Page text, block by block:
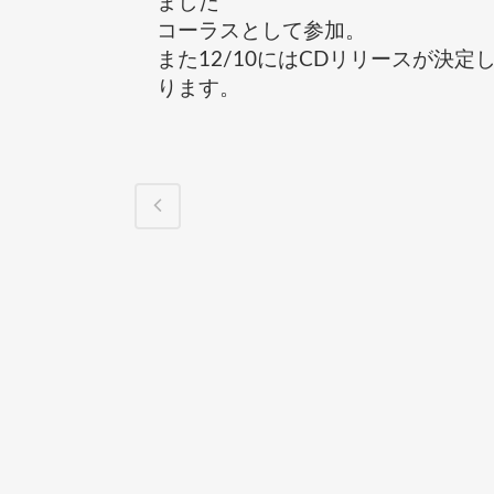
コーラスとして参加。
また12/10にはCDリリースが決定
ります。